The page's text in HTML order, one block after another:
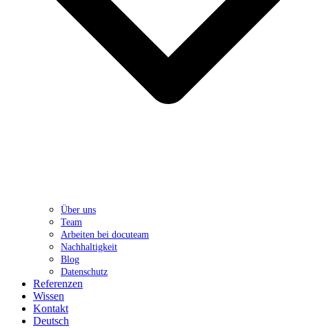
Über uns
Team
Arbeiten bei docuteam
Nachhaltigkeit
Blog
Datenschutz
Referenzen
Wissen
Kontakt
Deutsch